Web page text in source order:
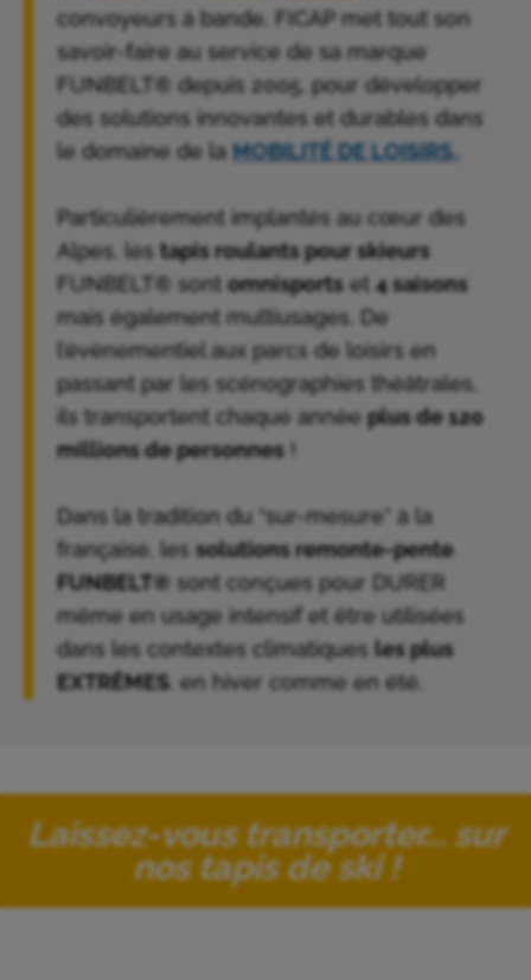
convoyeurs à bande, FICAP met tout son
savoir-faire au service de sa marque
FUNBELT® depuis 2005, pour développer
des solutions innovantes et durables dans
le domaine de la MOBILITÉ DE LOISIRS.
Particulièrement implantés au cœur des
Alpes, les tapis roulants pour skieurs
FUNBELT® sontomnisports et 4 saisons
mais également multiusages. De
l’événementiel aux parcs de loisirs en
passant par les scénographies théâtrales,
ils transportent chaque annéeplus de 120
millions de personnes !
Dans la tradition du “sur-mesure” à la
française, les solutions remonte-pente
FUNBELT® sont conçues pour DURER
même en usage intensif et être utilisées
dans les contextes climatiques les plus
EXTRÊMES, en hiver comme en été.
Laissez-vous transporter... sur
nos tapis de ski !